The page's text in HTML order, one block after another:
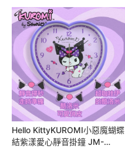
Hello KittyKUROMI小惡魔蝴蝶
結紫漾愛心靜音掛鐘 JM-